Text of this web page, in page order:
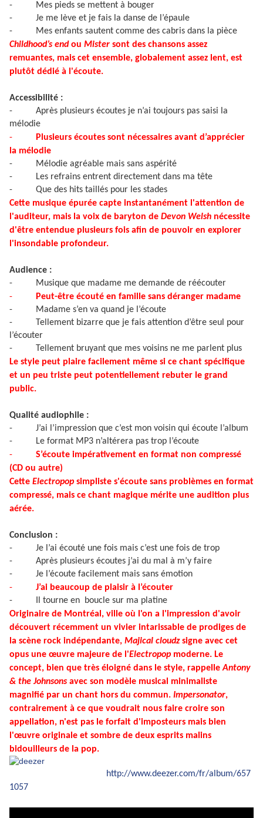
-
Mes pieds se mettent à bouger
-
Je me lève et je fais la danse de l’épaule
-
Mes enfants sautent comme des cabris dans la pièce
Childhood’s endou Mister sont des chansons assez
remuantes, mais cet ensemble, globalement assez lent, est
plutôt dédié à l'écoute.
Accessibilité :
-
Après plusieurs écoutes je n’ai toujours pas saisi la
mélodie
-
Plusieurs écoutes sont nécessaires avant d’apprécier
la mélodie
-
Mélodie agréable mais sans aspérité
-
Les refrains entrent directement dans ma tête
-
Que des hits taillés pour les stades
Cette musique épurée capte instantanément l'attention de
l'auditeur, mais la voix de baryton de Devon Welsh nécessite
d'être entendue plusieurs fois afin de pouvoir en explorer
l'insondable profondeur.
Audience :
-
Musique que madame me demande de réécouter
-
Peut-être écouté en famille sans déranger madame
-
Madame s’en va quand je l’écoute
-
Tellement bizarre que je fais attention d’être seul pour
l’écouter
-
Tellement bruyant que mes voisins ne me parlent plus
Le style peut plaire facilement même si ce chant spécifique
et un peu triste peut potentiellement rebuter le grand
public.
Qualité audiophile :
-
J’ai l’impression que c’est mon voisin qui écoute l’album
-
Le format MP3 n’altérera pas trop l’écoute
-
S’écoute impérativement en format non compressé
(CD ou autre)
Cette Electropop simpliste s'écoute sans problèmes en format
compressé, mais ce chant magique mérite une audition plus
aérée.
Conclusion :
-
Je l’ai écouté une fois mais c’est une fois de trop
-
Après plusieurs écoutes j’ai du mal à m’y faire
-
Je l’écoute facilement mais sans émotion
-
J’ai beaucoup de plaisir à l’écouter
-
Il tourne en boucle sur ma platine
Originaire de Montréal, ville où l'on a l'impression d'avoir
découvert récemment un vivier intarissable de prodiges de
la scène rock indépendante, Majical cloudzsigne avec cet
opus une œuvre majeure de l'Electropop moderne. Le
concept, bien que très éloigné dans le style, rappelleAntony
& the Johnsonsavec son modèle musical minimaliste
magnifié par un chant hors du commun. Impersonator,
contrairement à ce que voudrait nous faire croire son
appellation, n'est pas le forfait d'imposteurs mais bien
l'œuvre originale et sombre de deux esprits malins
bidouilleurs de la pop.
http://www.deezer.com/fr/album/657
1057